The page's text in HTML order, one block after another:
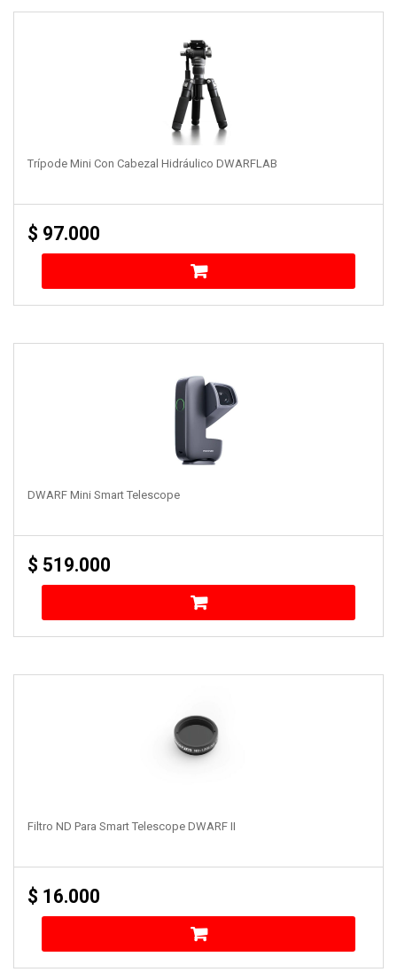
Trípode Mini Con Cabezal Hidráulico DWARFLAB
$ 97.000
DWARF Mini Smart Telescope
$ 519.000
Filtro ND Para Smart Telescope DWARF II
$ 16.000